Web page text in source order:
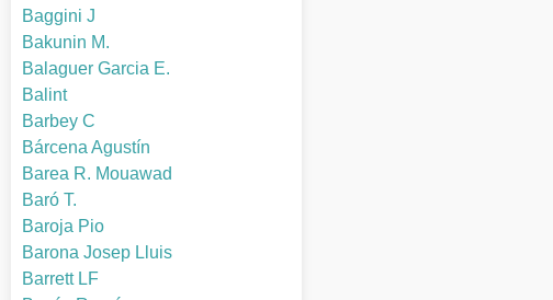
Baggini J
Bakunin M.
Balaguer Garcia E.
Balint
Barbey C
Bárcena Agustín
Barea R. Mouawad
Baró T.
Baroja Pio
Barona Josep Lluis
Barrett LF